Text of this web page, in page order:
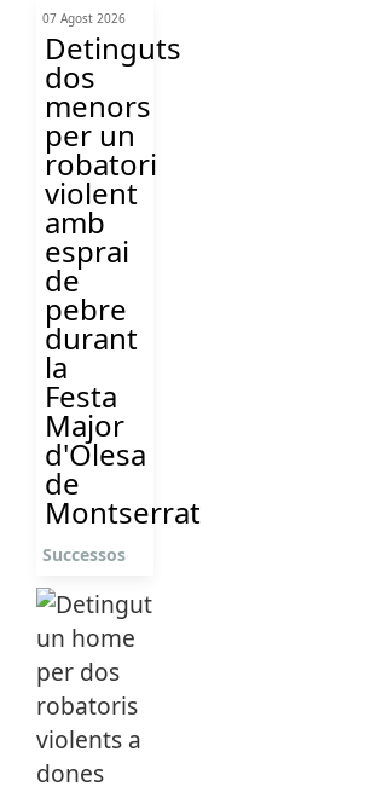
07 Agost 2026
Detinguts
dos
menors
per un
robatori
violent
amb
esprai
de
pebre
durant
la
Festa
Major
d'Olesa
de
Montserrat
Successos